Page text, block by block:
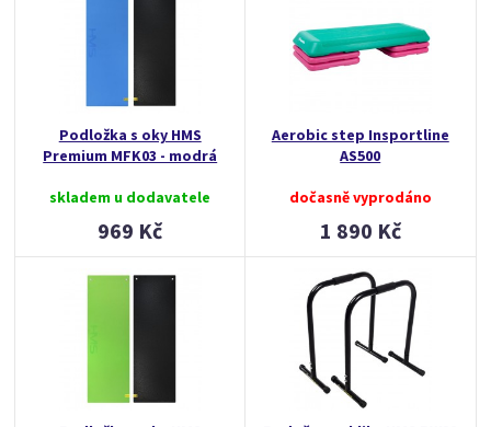
Podložka s oky HMS
Premium MFK03 - modrá
skladem u dodavatele
969 Kč
Aerobic step Insportline
AS500
dočasně vyprodáno
1 890 Kč